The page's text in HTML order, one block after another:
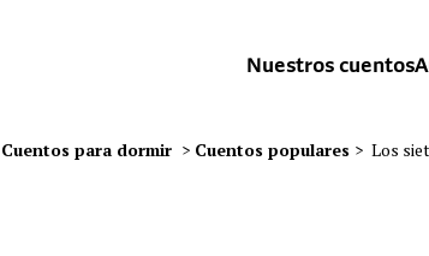
Nuestros cuentos
Cuentos para dormir > Cuentos populares > Los